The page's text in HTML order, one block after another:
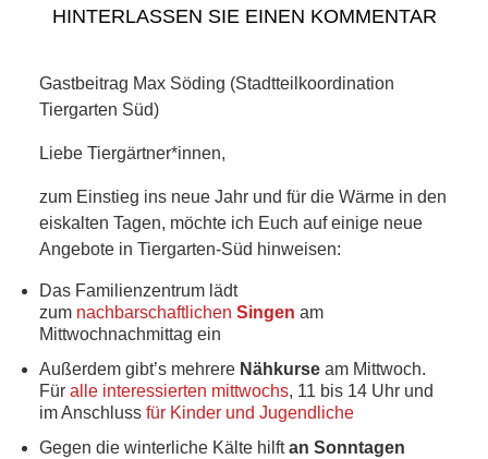
ÜBER UNS
RUBRIKEN
SPONSORING
KONTAKT
HINTERLASSEN SIE EINEN KOMMENTAR
Gastbeitrag Max Söding (Stadtteilkoordination
Tiergarten Süd)
Liebe Tiergärtner*innen,
zum Einstieg ins neue Jahr und für die Wärme in den
eiskalten Tagen, möchte ich Euch auf einige neue
Angebote in Tiergarten-Süd hinweisen:
Das Familienzentrum lädt
zum nachbarschaftlichen Singen am
Mittwochnachmittag ein
Außerdem gibt’s mehrere Nähkurse am Mittwoch.
Für alle interessierten mittwochs, 11 bis 14 Uhr und
im Anschluss für Kinder und Jugendliche
Gegen die winterliche Kälte hilftan Sonntagen